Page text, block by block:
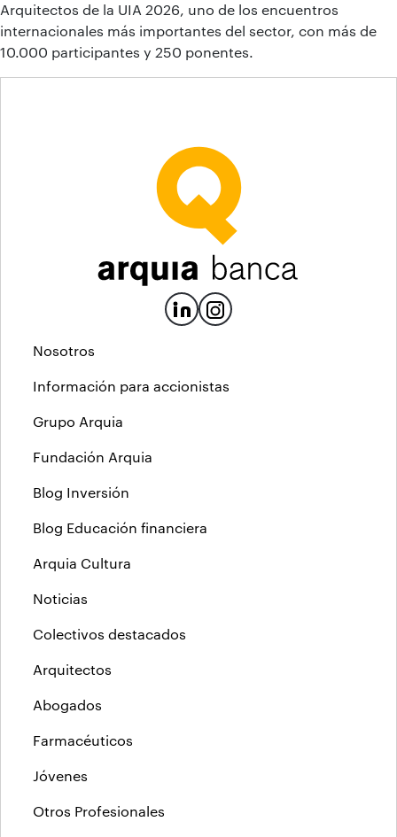
Arquitectos de la UIA 2026, uno de los encuentros
internacionales más importantes del sector, con más de
10.000 participantes y 250 ponentes.
Nosotros
Información para accionistas
Grupo Arquia
Fundación Arquia
Blog Inversión
Blog Educación financiera
Arquia Cultura
Noticias
Colectivos destacados
Arquitectos
Abogados
Farmacéuticos
Jóvenes
Otros Profesionales